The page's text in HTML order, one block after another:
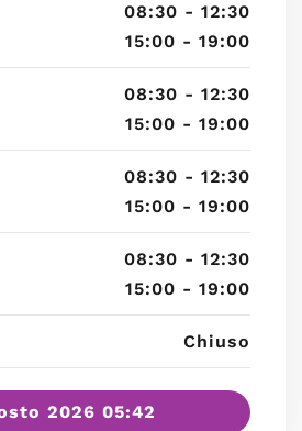
08:30 - 12:30
15:00 - 19:00
08:30 - 12:30
15:00 - 19:00
08:30 - 12:30
15:00 - 19:00
08:30 - 12:30
15:00 - 19:00
Chiuso
2026 05:42